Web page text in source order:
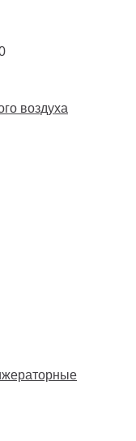
воздуха